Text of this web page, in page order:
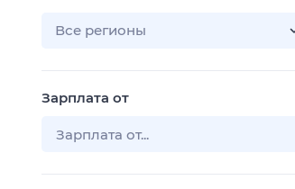
Все регионы
Зарплата от